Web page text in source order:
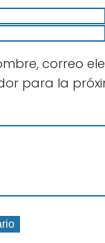
correo
para la